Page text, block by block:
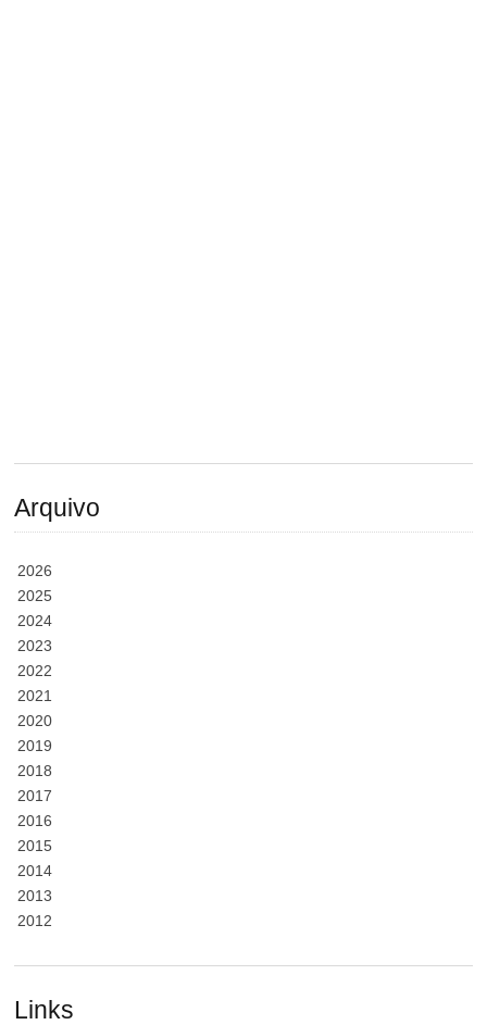
Arquivo
2026
2025
2024
2023
2022
2021
2020
2019
2018
2017
2016
2015
2014
2013
2012
Links